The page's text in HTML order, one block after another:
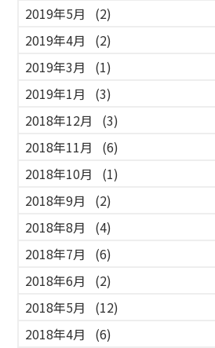
2019年5月
(2)
2019年4月
(2)
2019年3月
(1)
2019年1月
(3)
2018年12月
(3)
2018年11月
(6)
2018年10月
(1)
2018年9月
(2)
2018年8月
(4)
2018年7月
(6)
2018年6月
(2)
2018年5月
(12)
2018年4月
(6)